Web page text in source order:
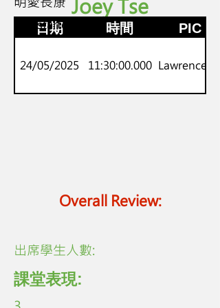
Joey Tse
日期 時間 PIC
24/05/2025 11:30:00.000 Lawrence Lo
Overall Review:
劍橋starters
​出席學生人數:
課堂表現: